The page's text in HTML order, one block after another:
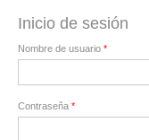
Inicio de sesión
Nombre de usuario *
Contraseña *